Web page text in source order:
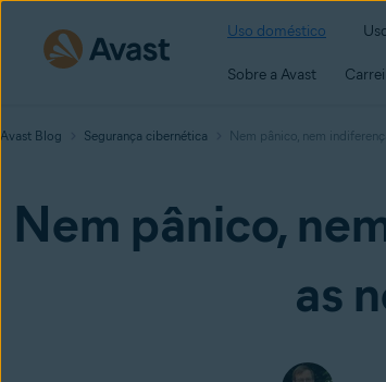
Uso doméstico
Sobre a Avast
Avast Blog Segurança cibernética Nem pânico, nem
Nem pânico,
as